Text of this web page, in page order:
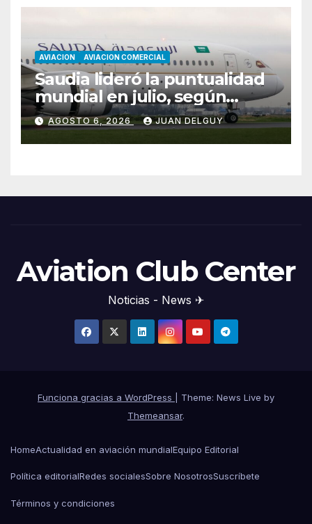
AVIACION AVIACION COMERCIAL
Saudia lideró la puntualidad
mundial en julio, según
Cirium
AGOSTO 6, 2026 JUAN DELGUY
Aviation Club Center
Noticias - News ✈
Funciona gracias a WordPress
Theme: News Live by
Themeansar.
HomeActualidad en aviación mundialEquipo Editorial
Política editorialRedes socialesSobre NosotrosSuscríbete
Términos y condiciones